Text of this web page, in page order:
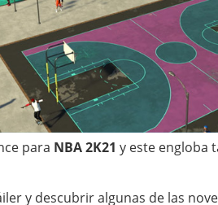
para NBA 2K21 y este engloba
y descubrir algunas de las